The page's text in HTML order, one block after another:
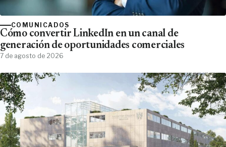
COMUNICADOS
Cómo convertir LinkedIn en un canal de
generación de oportunidades comerciales
7 de agosto de 2026